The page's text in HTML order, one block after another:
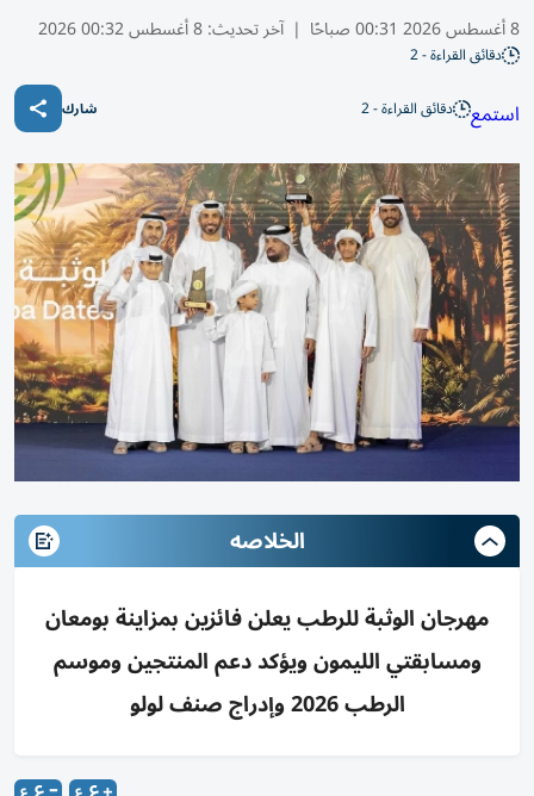
8 أغسطس 2026 00:31 صباحًا | آخر تحديث:8 أغسطس 00:32 2026
دقائق القراءة - 2
استمع دقائق القراءة - 2 شارك
الخلاصه
مهرجان الوثبة للرطب يعلن فائزين بمزاينة بومعان
ومسابقتي الليمون ويؤكد دعم المنتجين وموسم
الرطب 2026 وإدراج صنف لولو